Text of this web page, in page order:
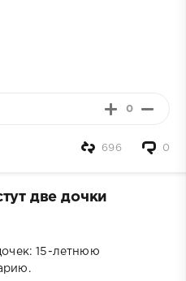
0
0
696
две дочки
15-летнюю